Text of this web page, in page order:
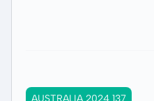
AUSTRALIA 2024 137